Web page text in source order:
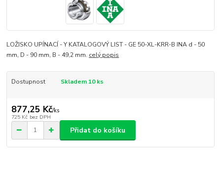
LOŽISKO UPÍNACÍ - Y KATALOGOVÝ LIST - GE 50-XL-KRR-B INA d - 50
mm, D - 90 mm, B - 49,2 mm. celý popis
Dostupnost Skladem 10 ks
877,25 Kč/ks
725 Kč bez DPH
Přidat do košíku